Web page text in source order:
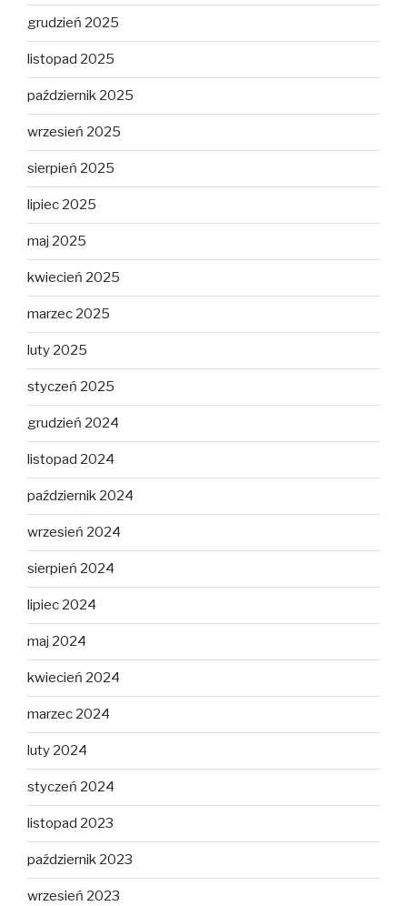
grudzień 2025
listopad 2025
październik 2025
wrzesień 2025
sierpień 2025
lipiec 2025
maj 2025
kwiecień 2025
marzec 2025
luty 2025
styczeń 2025
grudzień 2024
listopad 2024
październik 2024
wrzesień 2024
sierpień 2024
lipiec 2024
maj 2024
kwiecień 2024
marzec 2024
luty 2024
styczeń 2024
listopad 2023
październik 2023
wrzesień 2023